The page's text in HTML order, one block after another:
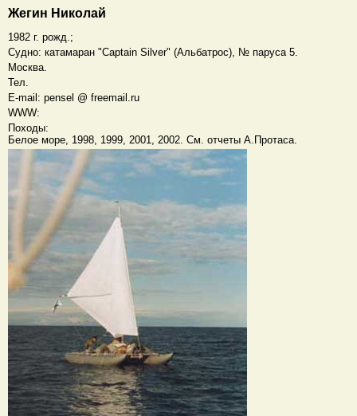
Жегин Николай
1982 г. рожд.;
Судно: катамаран "Captain Silver" (Альбатрос), № паруса 5.
Москва.
Тел.
E-mail: pensel @ freemail.ru
WWW:
Походы:
Белое море, 1998, 1999, 2001, 2002. См. отчеты А.Протаса.